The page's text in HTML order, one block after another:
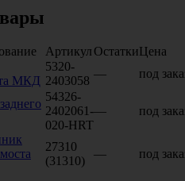
Артикул ОстаткиЦена
МКД
5320-
2403058
— под
54326-
2402061-
020-HRT
— под
27310
(31310)
— под